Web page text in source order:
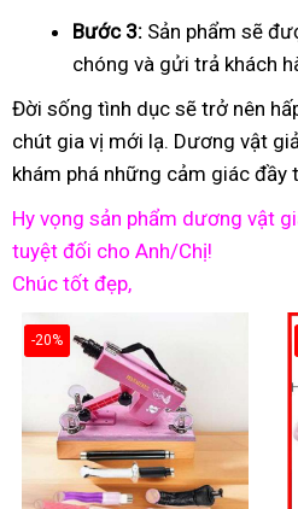
Bước 3: Sản phẩm sẽ
chóng và gửi trả khách
Đời sống tình dục sẽ trở nên
chút gia vị mới lạ. Dương vật
khám phá những cảm giác đầy
Hy vọng sản phẩm dương vật
tuyệt đối cho Anh/Chị!
Chúc tốt đẹp,
-20%